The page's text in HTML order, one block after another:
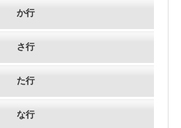
か行
さ行
た行
な行